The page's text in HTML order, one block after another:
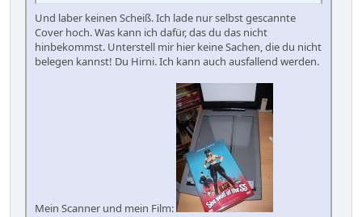
Und laber keinen Scheiß. Ich lade nur selbst gescannte
Cover hoch. Was kann ich dafür, das du das nicht
hinbekommst. Unterstell mir hier keine Sachen, die du nicht
belegen kannst! Du Hirni. Ich kann auch ausfallend werden.
Mein Scanner und mein Film: